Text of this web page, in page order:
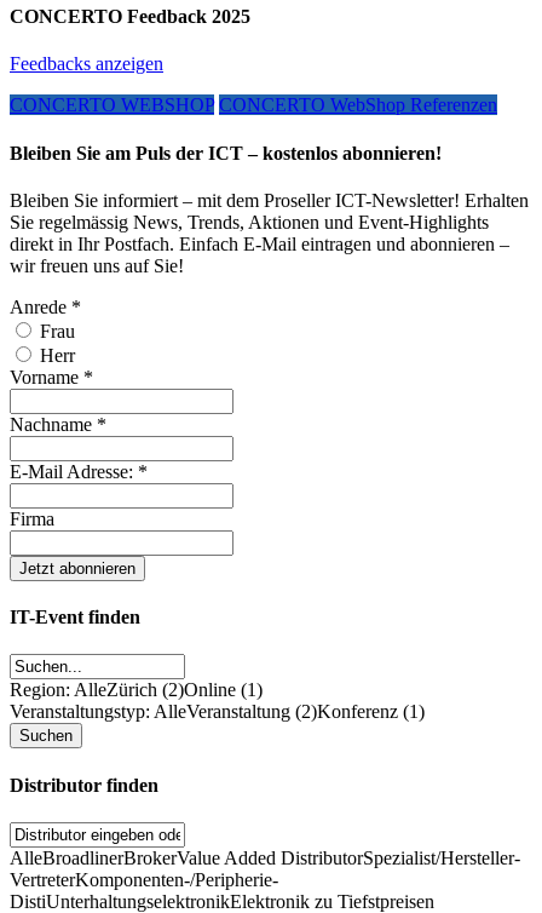
CONCERTO Feedback 2025
Feedbacks anzeigen
CONCERTO WEBSHOP CONCERTO WebShop Referenzen
Bleiben Sie am Puls der ICT – kostenlos abonnieren!
Bleiben Sie informiert – mit dem Proseller ICT-Newsletter! Erhalten
Sie regelmässig News, Trends, Aktionen und Event-Highlights
direkt in Ihr Postfach. Einfach E-Mail eintragen und abonnieren –
wir freuen uns auf Sie!
Anrede *
Frau
Herr
Vorname *
Nachname *
E-Mail Adresse: *
Firma
IT-Event finden
Region: AlleZürich (2)Online (1)
Veranstaltungstyp: AlleVeranstaltung (2)Konferenz (1)
Distributor finden
AlleBroadlinerBrokerValue Added DistributorSpezialist/Hersteller-
VertreterKomponenten-/Peripherie-
DistiUnterhaltungselektronikElektronik zu Tiefstpreisen